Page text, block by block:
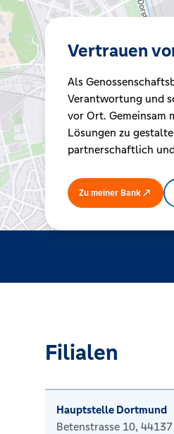
Kreditrechner
Immobilien
Vertrauen
Als
Verantwortung und
vor Ort. Gemeinsam
Lösungen zu
partnerschaftlich
Zu meiner Bank
Filialen
Hauptstelle Dortmund
Betenstrasse 10,